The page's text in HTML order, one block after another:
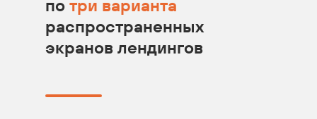
по три варианта
распространенных
экранов лендингов